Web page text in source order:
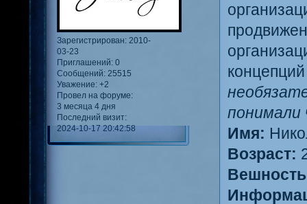
Зарегистрирован: 2010-
03-23
Приглашений: 0
Сообщений: 25515
Уважение: +2
Провел на форуме:
3 месяца 4 дня
Последний визит:
2024-10-17 20:42:58
понимали
Имя:
Возраст: